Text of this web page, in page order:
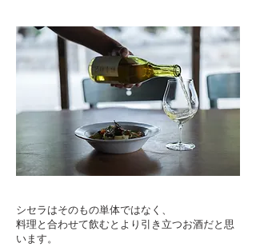
シセラはそのもの単体ではなく、
料理と合わせて飲むとより引き立つお酒だと思
います。